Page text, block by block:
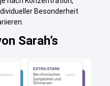
Besonderheit
Sarah’s